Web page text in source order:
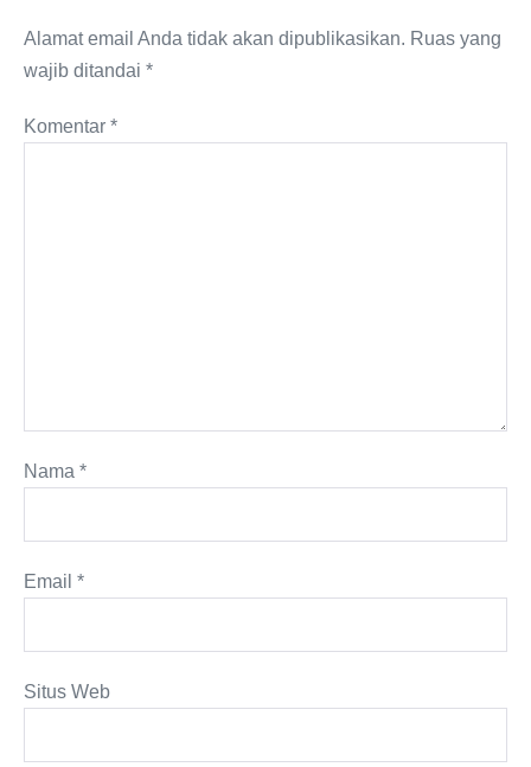
Alamat email Anda tidak akan dipublikasikan. Ruas yang
wajib ditandai *
Komentar *
Nama *
Email *
Situs Web